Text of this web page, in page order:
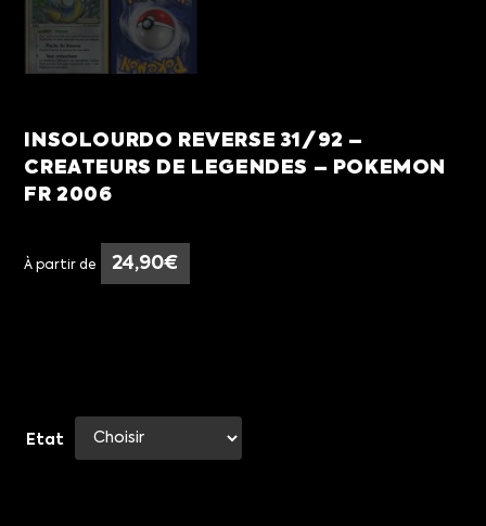
INSOLOURDO REVERSE 31/92 –
CREATEURS DE LEGENDES – POKEMON
FR 2006
À partir de 24,90€
Etat